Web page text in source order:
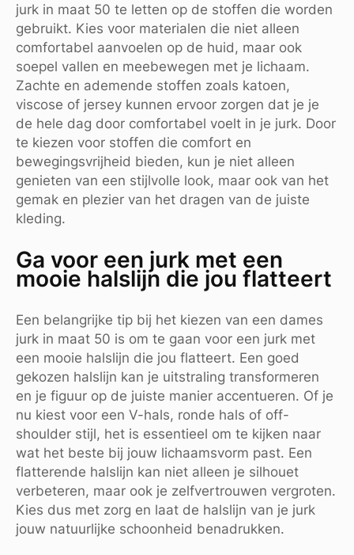
jurk in maat 50 te letten op de stoffen die worden
gebruikt. Kies voor materialen die niet alleen
comfortabel aanvoelen op de huid, maar ook
soepel vallen en meebewegen met je lichaam.
Zachte en ademende stoffen zoals katoen,
viscose of jersey kunnen ervoor zorgen dat je je
de hele dag door comfortabel voelt in je jurk. Door
te kiezen voor stoffen die comfort en
bewegingsvrijheid bieden, kun je niet alleen
genieten van een stijlvolle look, maar ook van het
gemak en plezier van het dragen van de juiste
kleding.
Ga voor een jurk met een
mooie halslijn die jou flatteert
Een belangrijke tip bij het kiezen van een dames
jurk in maat 50 is om te gaan voor een jurk met
een mooie halslijn die jou flatteert. Een goed
gekozen halslijn kan je uitstraling transformeren
en je figuur op de juiste manier accentueren. Of je
nu kiest voor een V-hals, ronde hals of off-
shoulder stijl, het is essentieel om te kijken naar
wat het beste bij jouw lichaamsvorm past. Een
flatterende halslijn kan niet alleen je silhouet
verbeteren, maar ook je zelfvertrouwen vergroten.
Kies dus met zorg en laat de halslijn van je jurk
jouw natuurlijke schoonheid benadrukken.